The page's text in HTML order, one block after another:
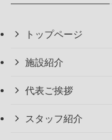
トップページ
施設紹介
代表ご挨拶
スタッフ紹介